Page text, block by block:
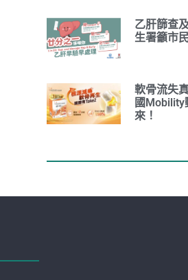
乙肝篩查
生署籲市
軟骨流失
國Mobility
來！